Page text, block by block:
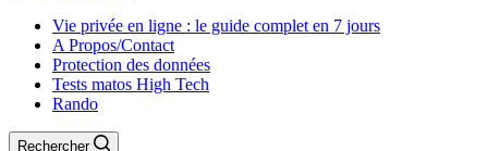
Vie privée en ligne : le guide complet en 7 jours
A Propos/Contact
Protection des données
Tests matos High Tech
Rando
Rechercher